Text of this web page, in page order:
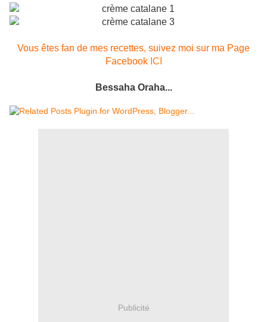
Vous êtes fan de mes recettes, suivez moi sur ma Page
Facebook ICI
Bessaha Oraha...
Publicité